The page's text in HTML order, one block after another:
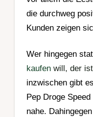
die durchweg
Kunden zeigen
Wer hingegen
kaufen will, der
inzwischen gibt
Pep Droge Speed
nahe.